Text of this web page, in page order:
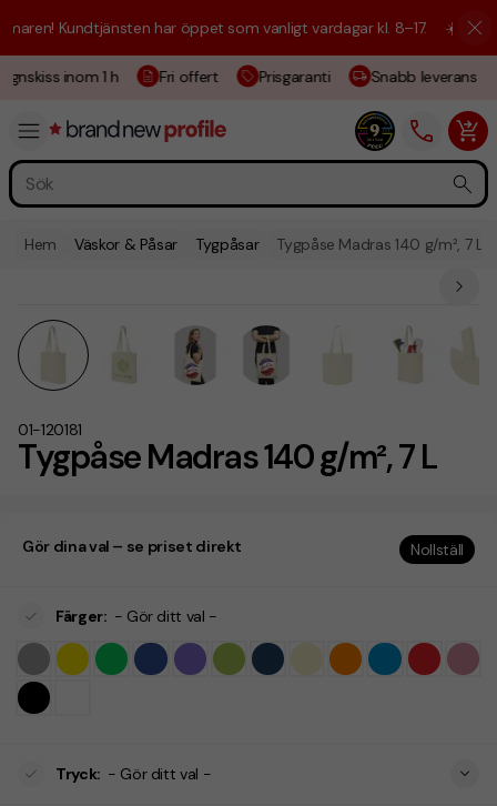
Kundtjänsten har öppet som vanligt vardagar kl. 8–17. ☀️ Vi är
inom 1 h Fri offert Prisgaranti Snabb leverans
Hem Väskor & Påsar Tygpåsar Tygpåse Madras 140 g/m², 7 L
Tygpåse Madras 140 g/m², 7 L
01-120181
Gör dina val – se priset direkt Nollställ
Färger: - Gör ditt val -
Tryck: - Gör ditt val -